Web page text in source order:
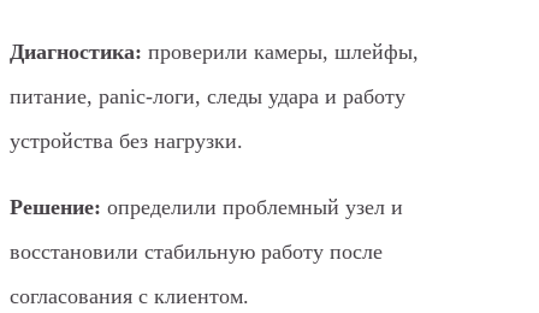
Диагностика: проверили камеры, шлейфы,
питание, panic-логи, следы удара и работу
устройства без нагрузки.
Решение: определили проблемный узел и
восстановили стабильную работу после
согласования с клиентом.